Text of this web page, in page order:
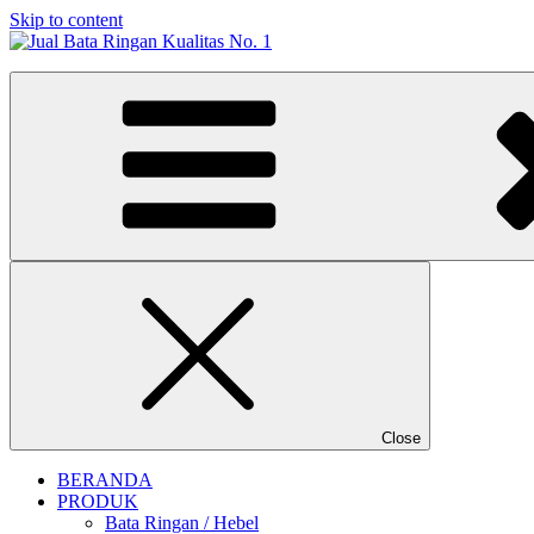
Skip to content
Jual Bata Ringan Kualitas No. 1
Harga Terbaik 2026
Close
BERANDA
PRODUK
Bata Ringan / Hebel